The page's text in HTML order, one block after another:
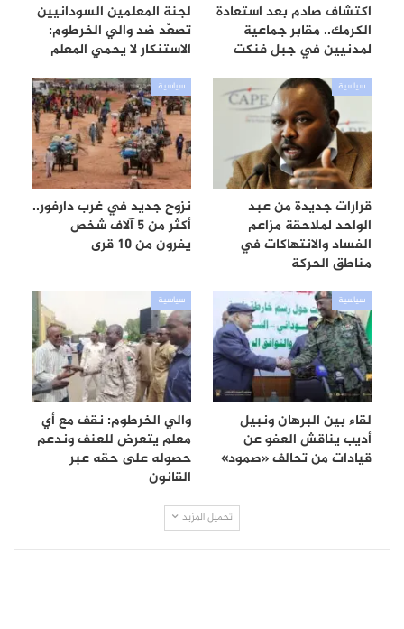
اكتشاف صادم بعد استعادة
الكرمك.. مقابر جماعية
لمدنيين في جبل فنكت
لجنة المعلمين السودانيين
تصعّد ضد والي الخرطوم:
الاستنكار لا يحمي المعلم
سياسية
قرارات جديدة من عبد
الواحد لملاحقة مزاعم
الفساد والانتهاكات في
مناطق الحركة
سياسية
نزوح جديد في غرب دارفور..
أكثر من 5 آلاف شخص
يفرون من 10 قرى
سياسية
لقاء بين البرهان ونبيل
أديب يناقش العفو عن
قيادات من تحالف «صمود»
سياسية
والي الخرطوم: نقف مع أي
معلم يتعرض للعنف وندعم
حصوله على حقه عبر
القانون
تحميل المزيد